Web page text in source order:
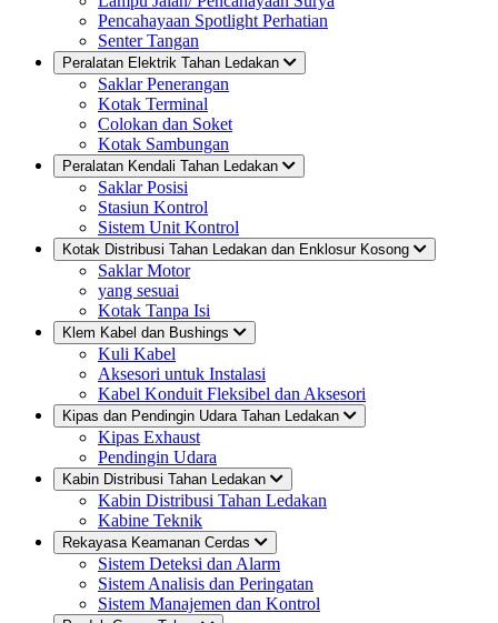
Pencahayaan Spotlight Perhatian
Senter Tangan
Peralatan Elektrik Tahan Ledakan
Saklar Penerangan
Kotak Terminal
Colokan dan Soket
Kotak Sambungan
Peralatan Kendali Tahan Ledakan
Saklar Posisi
Stasiun Kontrol
Sistem Unit Kontrol
Kotak Distribusi Tahan Ledakan dan Enklosur Kosong
Saklar Motor
yang sesuai
Kotak Tanpa Isi
Klem Kabel dan Bushings
Kuli Kabel
Aksesori untuk Instalasi
Kabel Konduit Fleksibel dan Aksesori
Kipas dan Pendingin Udara Tahan Ledakan
Kipas Exhaust
Pendingin Udara
Kabin Distribusi Tahan Ledakan
Kabin Distribusi Tahan Ledakan
Kabine Teknik
Rekayasa Keamanan Cerdas
Sistem Deteksi dan Alarm
Sistem Analisis dan Peringatan
Sistem Manajemen dan Kontrol